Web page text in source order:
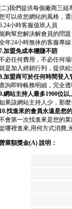
)我們提供每個廠商三組
可以依您網站的風格，
小時客服值班人員
夠幫您解決解會員的問
年24小時無休的客服專
加盟免成本穩賺不賠
必任何費用，不必任何
是加入經銷行列，提供
加盟商可於任何時間登入
詢即時帳務明細，完全
網站主持人最多1900位以
果該網站主持人少，那
10.找進來的會員永遠是您
會第一次找進來是您的
哪裡進來,用何方式消費,
業額獎金(A) 說明：